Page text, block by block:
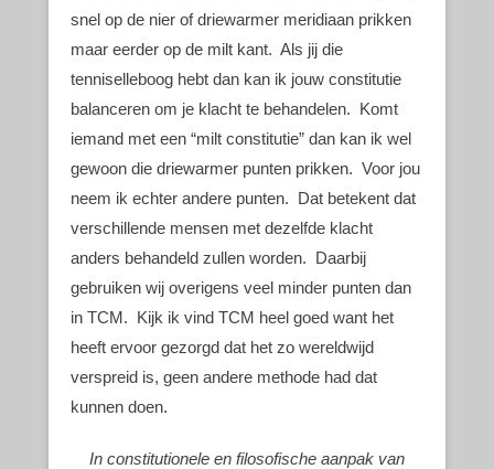
snel op de nier of driewarmer meridiaan prikken
maar eerder op de milt kant. Als jij die
tenniselleboog hebt dan kan ik jouw constitutie
balanceren om je klacht te behandelen. Komt
iemand met een “milt constitutie” dan kan ik wel
gewoon die driewarmer punten prikken. Voor jou
neem ik echter andere punten. Dat betekent dat
verschillende mensen met dezelfde klacht
anders behandeld zullen worden. Daarbij
gebruiken wij overigens veel minder punten dan
in TCM. Kijk ik vind TCM heel goed want het
heeft ervoor gezorgd dat het zo wereldwijd
verspreid is, geen andere methode had dat
kunnen doen.
In constitutionele en filosofische aanpak van